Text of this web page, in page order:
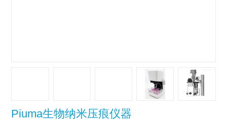
Piuma生物纳米压痕仪器